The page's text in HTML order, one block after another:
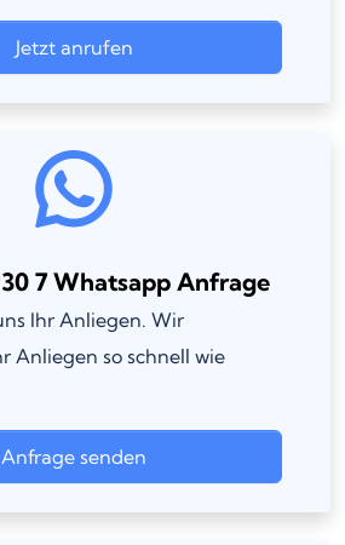
Jetzt anrufen
7 Whatsapp Anfrage
Ihr Anliegen. Wir
Anliegen so schnell wie
Anfrage senden